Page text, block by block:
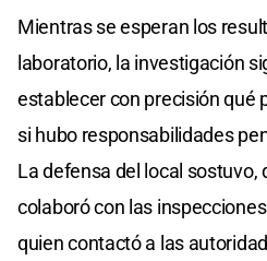
Mientras se esperan los
laboratorio, la investigación
establecer con precisión qué
si hubo responsabilidades
La defensa del local sostuvo,
colaboró con las
quien contactó a las